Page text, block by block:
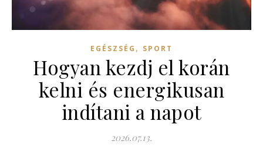
EGÉSZSÉG , SPORT
Hogyan kezdj el korán
kelni és energikusan
indítani a napot
2026.07.13.